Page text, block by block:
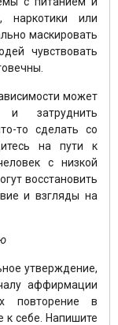
наркотики или
маскировать
чувствовать
может
и затруднить
то сделать со
на пути к
с низкой
восстановить
и взгляды на
утверждение,
аффирмации
повторение в
к себе. Напишите